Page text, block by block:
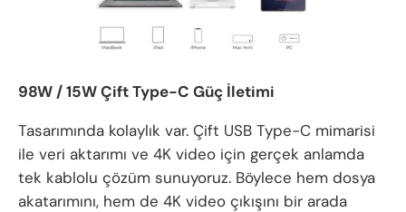
98W / 15W Çift Type-C Güç İletimi
Tasarımında kolaylık var. Çift USB Type-C mimarisi
ile veri aktarımı ve 4K video için gerçek anlamda
tek kablolu çözüm sunuyoruz. Böylece hem dosya
akatarımını, hem de 4K video çıkışını bir arada